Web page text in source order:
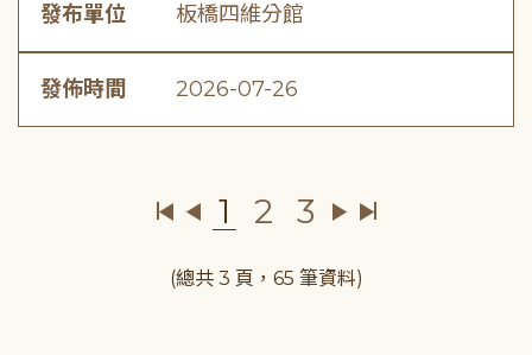
發布單位 板橋四維分館
發佈時間 2026-07-26
1 2 3
(總共 3 頁，65 筆資料)